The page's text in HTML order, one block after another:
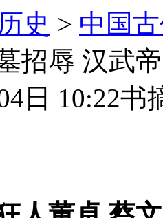
历史 > 中国
招辱 汉武
日 10:22书